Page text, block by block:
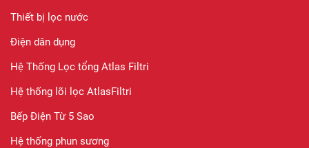
Thiết bị lọc nước
Điện dân dụng
Hệ Thống Lọc tổng Atlas Filtri
Hệ thống lõi lọc AtlasFiltri
Bếp Điện Từ 5 Sao
Hệ thống phun sương